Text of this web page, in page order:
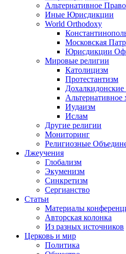
Альтернативное
Иные Юрисдикции
World Orthodoxy
Московская
Юрисдикции
Мировые религии
Католицизм
Протестантизм
Дохалкидонские
Альтернативное
Иудаизм
Ислам
Другие религии
Мониторинг
Религиозные
Лжеучения
Глобализм
Экуменизм
Синкретизм
Сергианство
Статьи
Материалы
Авторская колонка
Из разных источников
Церковь и мир
Политика